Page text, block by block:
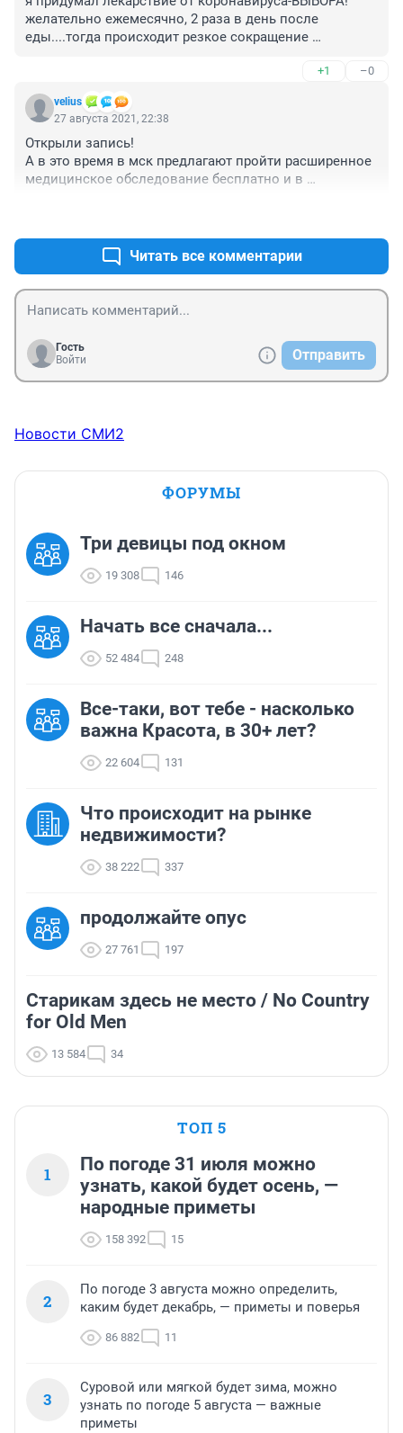
желательно ежемесячно, 2 раза в день после
еды....тогда происходит резкое сокращение
коронавируса, возобновляется плановая работа
больниц и отделений, диспансеризация, вакцинация
и тд и тп...это чудо чудное-ВЫБОРА!
+1 –0
velius
27 августа 2021, 22:38
Открыли запись!
А в это время в мск предлагают пройти расширенное
медицинское обследование бесплатно и в
•	45 павильонов здоровья по всей Москве – в
городских скверах и парках;
•	7 дней в неделю с 8:00 до 20:00;
•	без предварительной записи;
•	только паспорт и московский полис ОМС.
А также ряд дополнительных обследований для
переболевших ковидом.
Читать все комментарии
Гость
Войти
Отправить
Новости СМИ2
ФОРУМЫ
Три девицы под окном
19 308 146
Начать все сначала...
52 484 248
Все-таки, вот тебе - насколько
важна Красота, в 30+ лет?
22 604 131
Что происходит на рынке
недвижимости?
38 222 337
продолжайте опус
27 761 197
Старикам здесь не место / No Country
for Old Men
13 584 34
ТОП 5
1
По погоде 31 июля можно
узнать, какой будет осень, —
народные приметы
158 392 15
2
По погоде 3 августа можно определить,
каким будет декабрь, — приметы и поверья
86 882 11
3
Суровой или мягкой будет зима, можно
узнать по погоде 5 августа — важные
приметы